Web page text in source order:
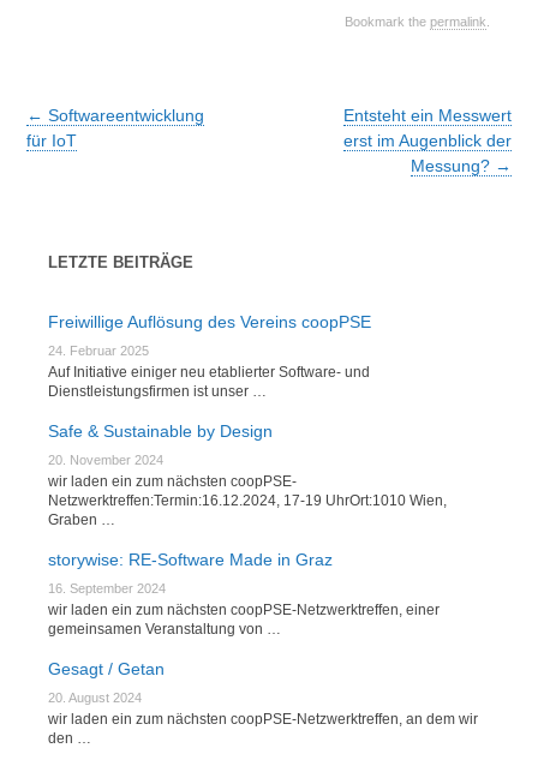
Bookmark the permalink
Post
navigation
← Softwareentwicklung
für IoT
Entsteht ein Messwert
erst im Augenblick der
Messung? →
LETZTE BEITRÄGE
Freiwillige Auflösung des Vereins coopPSE
24. Februar 2025
Auf Initiative einiger neu etablierter Software- und
Dienstleistungsfirmen ist unser …
Safe & Sustainable by Design
20. November 2024
wir laden ein zum nächsten coopPSE-
Netzwerktreffen:Termin:16.12.2024, 17-19 UhrOrt:1010 Wien,
Graben …
storywise: RE-Software Made in Graz
16. September 2024
wir laden ein zum nächsten coopPSE-Netzwerktreffen, einer
gemeinsamen Veranstaltung von …
Gesagt / Getan
20. August 2024
wir laden ein zum nächsten coopPSE-Netzwerktreffen, an dem wir
den …